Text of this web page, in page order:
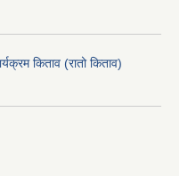
किताव (रातो किताव)